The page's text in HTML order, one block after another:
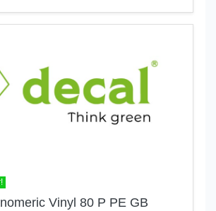
Vinyl 80 P PE GB